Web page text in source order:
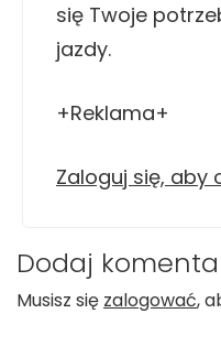
się Twoje
jazdy.
+Reklama+
Zaloguj się, aby
Dodaj
Musisz się zalogować,